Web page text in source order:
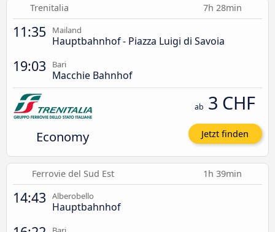
Trenitalia 7h 28min
11:35 Mailand
Hauptbahnhof - Piazza Luigi di Savoia
19:03 Bari
Macchie Bahnhof
Economy
ab 3 CHF
Jetzt finden
Ferrovie del Sud Est 1h 39min
14:43 Alberobello
Hauptbahnhof